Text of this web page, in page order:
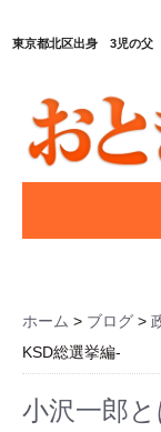
東京都北区出身 3児の父
ホーム > ブログ >
KSD総選挙編-
小沢一郎